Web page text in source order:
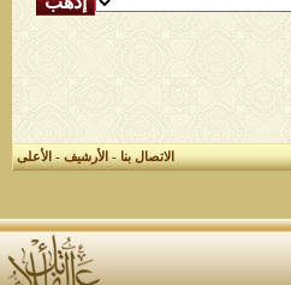
الاتصال بنا-الأرشيف-الأعلى